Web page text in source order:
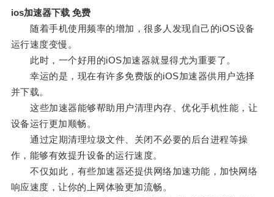
ios加速器下载 免费
随着手机使用频率的增加，很多人发现自己的iOS设备
运行速度变慢。
此时，一个好用的iOS加速器就显得尤为重要了。
幸运的是，现在有许多免费版的iOS加速器供用户选择
并下载。
这些加速器能够帮助用户清理内存、优化手机性能，让
设备运行更加顺畅。
通过定期清理垃圾文件、关闭不必要的后台进程等操
作，能够有效提升设备的运行速度。
不仅如此，有些加速器还提供网络加速功能，加快网络
响应速度，让你的上网体验更加流畅。